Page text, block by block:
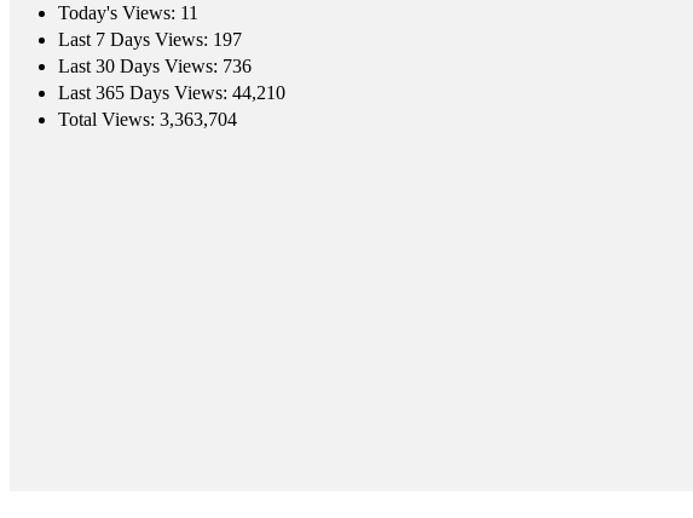
Today's Views: 11
Last 7 Days Views: 197
Last 30 Days Views: 736
Last 365 Days Views: 44,210
Total Views: 3,363,704